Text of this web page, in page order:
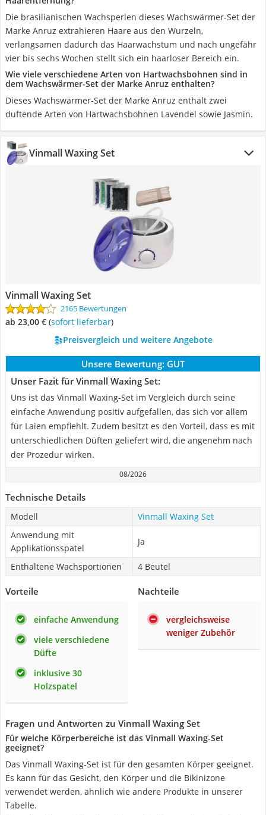
Die brasilianischen Wachsperlen dieses Wachswärmer-Set der
Marke Anruz extrahieren Haare aus den Wurzeln,
verlangsamen dadurch das Haarwachstum und nach ungefähr
vier bis sechs Wochen stellt sich ein haarloser Bereich ein.
Wie viele verschiedene Arten von Hartwachsbohnen sind in
dem Wachswärmer-Set der Marke Anruz enthalten?
Dieses Wachswärmer-Set der Marke Anruz enthält zwei
duftende Arten von Hartwachsbohnen Lavendel sowie Jasmin.
Vinmall Waxing Set
Vinmall Waxing Set
2165 Bewertungen
ab 23,00 € ( Sofort lieferbar)
Preisvergleich und weitere Angebote
Unsere Bewertung: GUT
Unser Fazit für Vinmall Waxing Set:
Uns ist das Vinmall Waxing-Set im Vergleich durch seine
einfache Anwendung positiv aufgefallen, das sich vor allem
für Laien empfiehlt. Zudem besitzt es den Vorteil, dass es mit
unterschiedlichen Düften geliefert wird, die angenehm nach
der Prozedur wirken.
08/2026
Technische Details
Modell
Vinmall Waxing Set
Anwendung mit
Applikationsspatel
Ja
Enthaltene Wachsportionen 4 Beutel
Vorteile
einfache Anwendung
viele verschiedene
Düfte
inklusive 30
Holzspatel
Nachteile
vergleichsweise
weniger Zubehör
Fragen und Antworten zu Vinmall Waxing Set
Für welche Körperbereiche ist das Vinmall Waxing-Set
geeignet?
Das Vinmall Waxing-Set ist für den gesamten Körper geeignet.
Es kann für das Gesicht, den Körper und die Bikinizone
verwendet werden, ähnlich wie andere Produkte in unserer
Tabelle.